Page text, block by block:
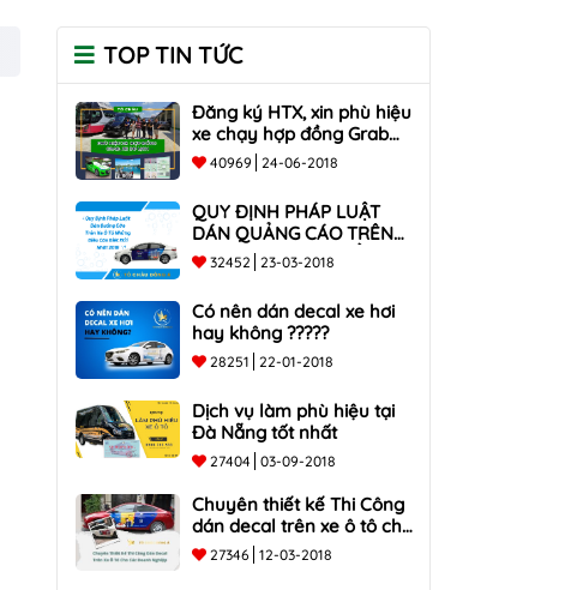
TOP TIN TỨC
Đăng ký HTX, xin phù hiệu
xe chạy hợp đồng Grab
taxi, Xe Du Lịch Tại Hồ Chí
Minh Giá Rẻ
40969 24-06-2018
QUY ĐỊNH PHÁP LUẬT
DÁN QUẢNG CÁO TRÊN
XE Ô TÔ NHỮNG ĐIỀU
CẦN BIẾT mới nhất 2018
???
32452 23-03-2018
Có nên dán decal xe hơi
hay không ?????
28251 22-01-2018
Dịch vụ làm phù hiệu tại
Đà Nẵng tốt nhất
27404 03-09-2018
Chuyên thiết kế Thi Công
dán decal trên xe ô tô cho
các doanh nghiệp
27346 12-03-2018